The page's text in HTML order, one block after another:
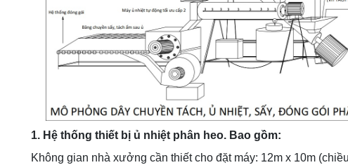
1. Hệ thống thiết bị ủ nhiệt phân heo. Bao gồm:
Không gian nhà xưởng cần thiết cho đặt máy: 12m x 10m